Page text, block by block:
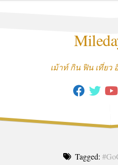
เม้าท์ กิน ฟิน เที่ยว
Tagged: